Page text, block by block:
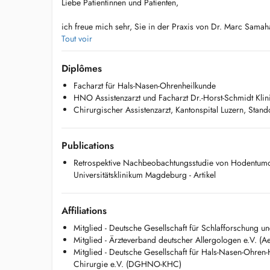
Liebe Patientinnen und Patienten,
ich freue mich sehr, Sie in der Praxis von Dr. Marc
dürfen.
Als Facharzt für Hals-Nasen-Ohren-Heilkunde liegen
HNO-Heilkunde, der Allergologie einschließlich der
sowie in der Diagnostik und Behandlung von
weiterer Schwerpunkt ist die Abklärung und Behandlung
Nasennebenhöhlenerkrankungen. Darüber hinaus berate
Ich bin Mitglied des Ärzteverbandes Deutscher
auf eine moderne, evidenzbasierte Diagnostik und
Mir ist eine persönliche, individuelle und moderne
wichtig. Ich freue mich darauf, Sie kennenzulernen und
um die Hals-Nasen-Ohren-Heilkunde zu begleiten.
Ihr
Philipp Gregor Bleif
Facharzt für Hals-Nasen-Ohren-Heilkunde
Tout voir
Diplômes
Facharzt für Hals-Nasen-Ohrenheilkunde
HNO Assistenzarzt und Facharzt Dr.-Horst-Schmidt
Chirurgischer Assistenzarzt, Kantonspital Luzern,
Publications
Retrospektive Nachbeobachtungsstudie von
Universitätsklinikum Magdeburg - Artikel
Affiliations
Mitglied - Deutsche Gesellschaft für Schlafforschung
Mitglied - Ärzteverband deutscher Allergologen e.V.
Mitglied - Deutsche Gesellschaft für Hals-Nasen-
Chirurgie e.V. (DGHNO-KHC)